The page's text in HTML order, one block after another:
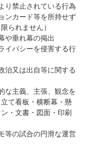
り禁止されている行為
ンカード等を所持せず
られません）
や垂れ幕の掲出
イバシーを侵害する行
治又は出自等に関する
な主義、主張、観念を
て看板・横断幕・懸
・文書・図面・印刷
等の試合の円滑な運営